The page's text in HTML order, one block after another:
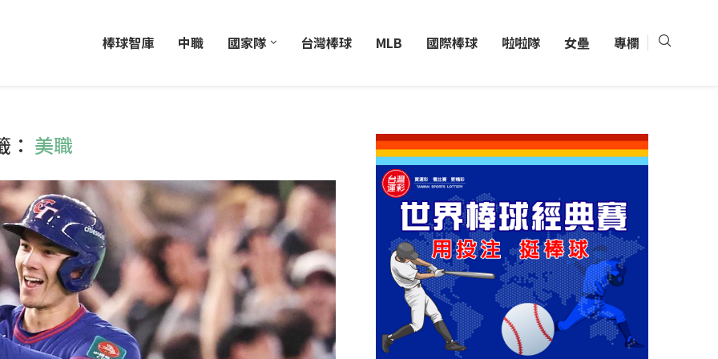
棒球智庫 中職 國家隊 台灣棒球 MLB 國際棒球 啦啦隊 女壘 專欄
： 美職